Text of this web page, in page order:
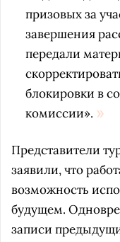
призовых за
завершения
передали
блокировки в
комиссии».
Представители
заявили, что
возможность
будущем.
записи